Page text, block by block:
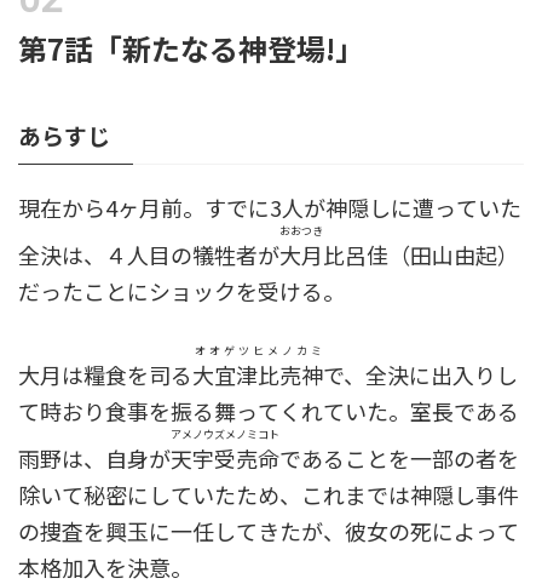
第7話「新たなる神登場!」
あらすじ
現在から4ヶ月前。すでに3人が神隠しに遭っていた
全決は、４人目の犠牲者が大月
おおつき
比呂佳（田山由起）
だったことにショックを受ける。
大月は糧食を司る大宜津比売神
オオゲツヒメノカミ
で、全決に出入りし
て時おり食事を振る舞ってくれていた。室長である
雨野は、自身が天宇受売命
アメノウズメノミコト
であることを一部の者を
除いて秘密にしていたため、これまでは神隠し事件
の捜査を興玉に一任してきたが、彼女の死によって
本格加入を決意。